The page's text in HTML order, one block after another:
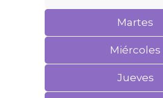
Martes
Miércoles
Jueves